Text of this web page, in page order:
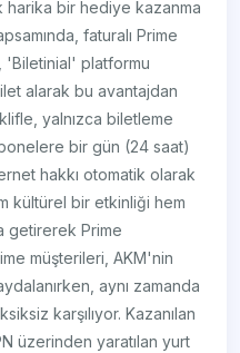
harika bir hediye kazanma
faturalı Prime
'Biletinial' platformu
alarak bu avantajdan
yalnızca biletleme
bir gün (24 saat)
hakkı otomatik olarak
kültürel bir etkinliği hem
getirerek Prime
müşterileri, AKM'nin
aynı zamanda
karşılıyor. Kazanılan
üzerinden yaratılan yurt